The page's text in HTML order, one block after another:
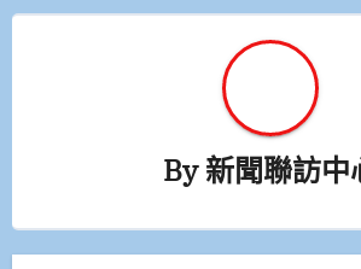
By新聞聯訪中